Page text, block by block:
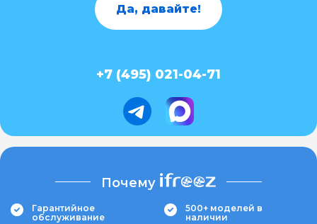
Да, давайте!
+7 (495) 021-04-71
Почему
Гарантийное
обслуживание
500+ моделей в
наличии